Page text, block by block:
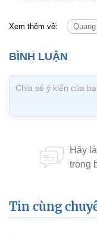
Xem thêm về:
Tin cùng